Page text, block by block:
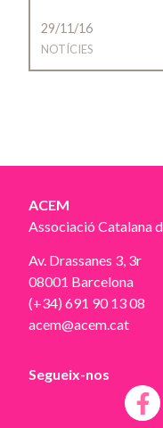
29/11/16
NOTÍCIES
ACEM
Associació Catalana
Av. Drassanes 3, 3r
08001 Barcelona
(+34) 691 90 13 08
acem@acem.cat
Segueix-nos